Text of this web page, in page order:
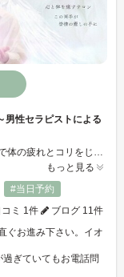
男性セラピストによる
男性ならではの深圧アロマリンパトリートメントで体の疲れとコリをじっくり解きほぐします。全身隅々までリンパを整え心と身体を癒し美と健康を導きます。日頃の疲れを忘れ非日常空間で癒しのひと時を…。キレイを生み出す事は「外見」と「内面」を満たす事。心が満たされた時、人は輝きをより一層発すると僕は思います。それを叶えていくサロンです
もっと見る
#当日予約
コミ 1件
ブログ 11件
ぐお進み下さい。イオ
ぎていてもお電話問